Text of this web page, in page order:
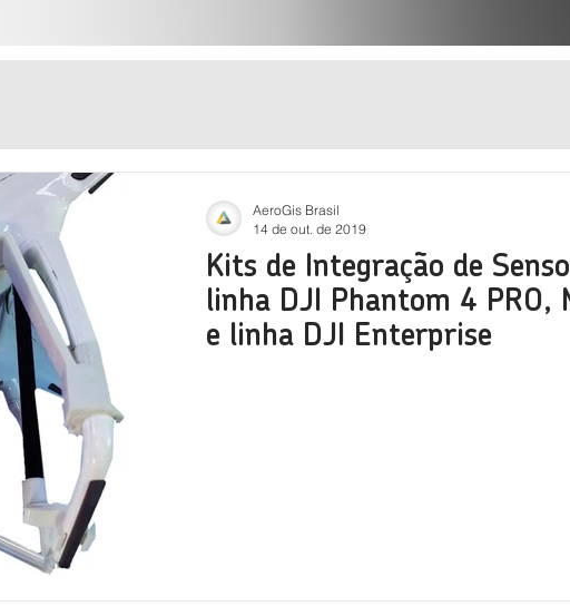
Kits de Integração de
linha DJI Phantom 4 PRO,
e linha DJI Enterprise
AeroGis Brasil
14 de out. de 2019